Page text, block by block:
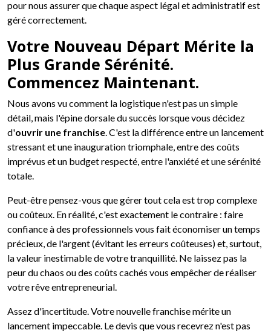
pour nous assurer que chaque aspect légal et administratif est
géré correctement.
Votre Nouveau Départ Mérite la
Plus Grande Sérénité.
Commencez Maintenant.
Nous avons vu comment la logistique n'est pas un simple
détail, mais l'épine dorsale du succès lorsque vous décidez
d'ouvrir une franchise . C'est la différence entre un lancement
stressant et une inauguration triomphale, entre des coûts
imprévus et un budget respecté, entre l'anxiété et une sérénité
totale.
Peut-être pensez-vous que gérer tout cela est trop complexe
ou coûteux. En réalité, c'est exactement le contraire : faire
confiance à des professionnels vous fait économiser un temps
précieux, de l'argent (évitant les erreurs coûteuses) et, surtout,
la valeur inestimable de votre tranquillité. Ne laissez pas la
peur du chaos ou des coûts cachés vous empêcher de réaliser
votre rêve entrepreneurial.
Assez d'incertitude. Votre nouvelle franchise mérite un
lancement impeccable. Le devis que vous recevrez n'est pas